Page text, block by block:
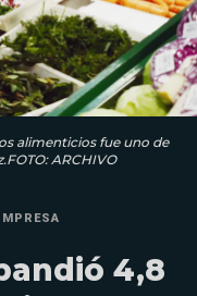
alimenticios fue uno de
ARCHIVO
4,8